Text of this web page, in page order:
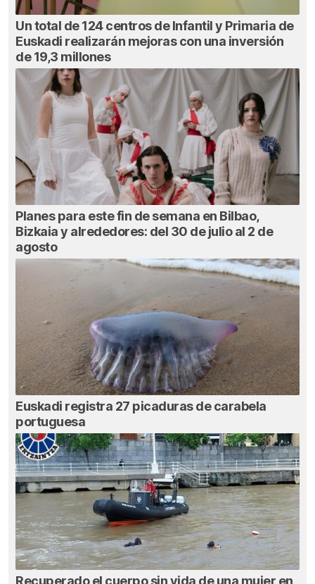
Un total de 124 centros de Infantil y Primaria de
Euskadi realizarán mejoras con una inversión
de 19,3 millones
Planes para este fin de semana en Bilbao,
Bizkaia y alrededores: del 30 de julio al 2 de
agosto
Euskadi registra 27 picaduras de carabela
portuguesa
Recuperado el cuerpo sin vida de una mujer en